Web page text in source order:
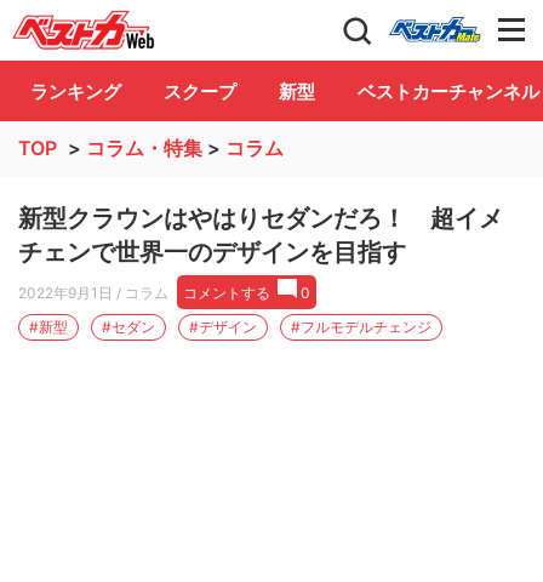
自動車情報誌「ベストカー」 Club
ランキング スクープ 新型 ベストカーチャンネル
TOP > コラム・特集 > コラム
新型クラウンはやはりセダンだろ！ 超イメ
チェンで世界一のデザインを目指す
2022年9月1日 / コラム コメントする
0
#新型
#セダン #デザイン #フルモデルチェンジ